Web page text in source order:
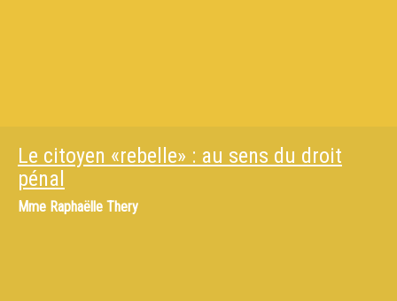
Le citoyen «rebelle» : au sens du droit
pénal
Mme Raphaëlle Thery